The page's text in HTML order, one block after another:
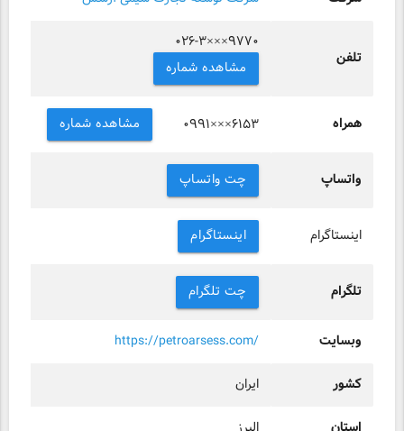
تلفن
۰۲۶-۳×××۹۷۷۰
مشاهده شماره
همراه ۰۹۹۱×××۶۱۵۳ مشاهده شماره
واتساپ چت واتساپ
اینستاگرام اینستاگرام
تلگرام چت تلگرام
وبسایت https://petroarsess.com/
کشور ایران